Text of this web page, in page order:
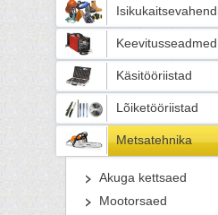
Keevitusseadmed
Käsitööriistad
Lõiketööriistad
Metsatehnika
Akuga kettsaed
Mootorsaed